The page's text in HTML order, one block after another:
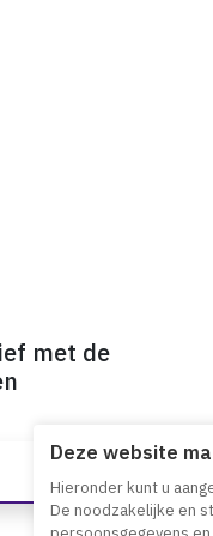
met de
Deze website
Hieronder kunt u
De noodzakelijke en